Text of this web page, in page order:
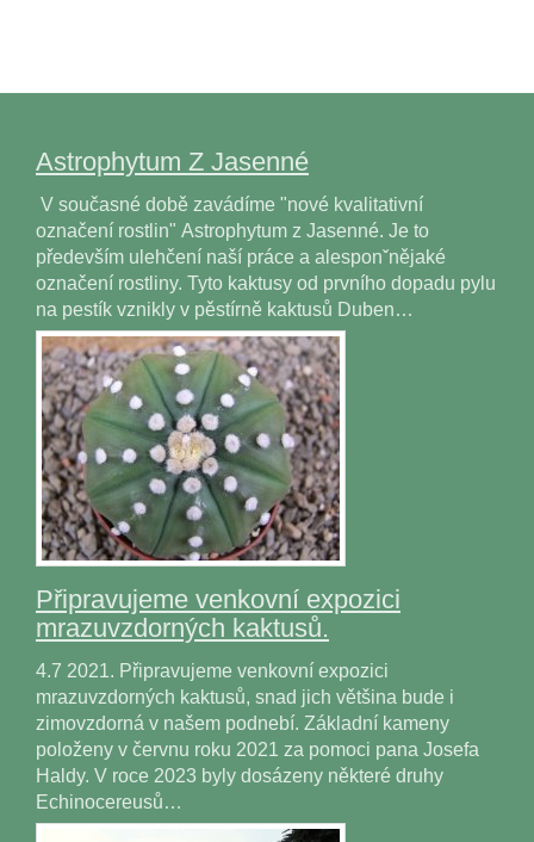
Astrophytum Z Jasenné
V současné době zavádíme "nové kvalitativní
označení rostlin" Astrophytum z Jasenné. Je to
především ulehčení naší práce a alesponˇnějaké
označení rostliny. Tyto kaktusy od prvního dopadu pylu
na pestík vznikly v pěstírně kaktusů Duben…
Připravujeme venkovní expozici
mrazuvzdorných kaktusů.
4.7 2021. Připravujeme venkovní expozici
mrazuvzdorných kaktusů, snad jich většina bude i
zimovzdorná v našem podnebí. Základní kameny
položeny v červnu roku 2021 za pomoci pana Josefa
Haldy. V roce 2023 byly dosázeny některé druhy
Echinocereusů…